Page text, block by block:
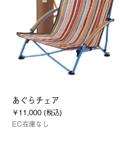
あぐらチェア
￥11,000 (税込)
EC在庫なし